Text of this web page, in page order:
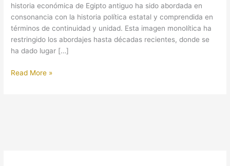
historia económica de Egipto antiguo ha sido abordada en
consonancia con la historia política estatal y comprendida en
términos de continuidad y unidad. Esta imagen monolítica ha
restringido los abordajes hasta décadas recientes, donde se
ha dado lugar […]
(Artigo)
Read More »